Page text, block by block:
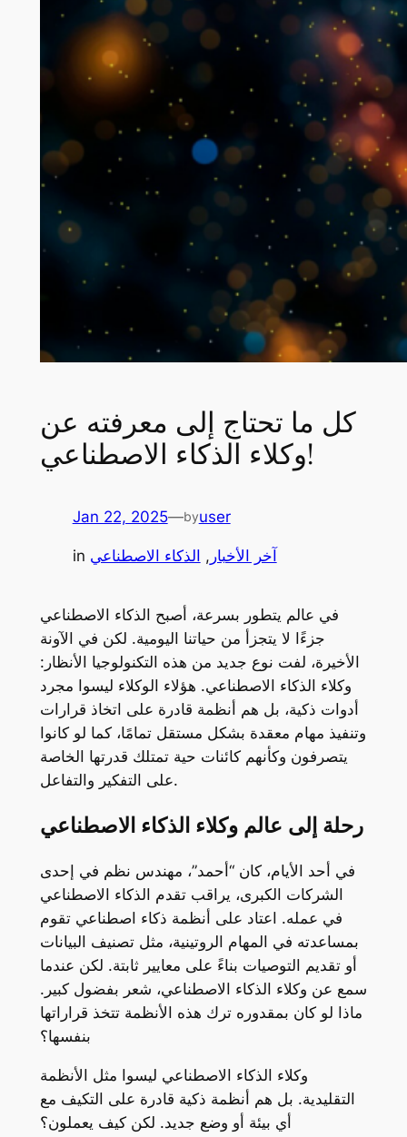
كل ما تحتاج إلى معرفته عن
وكلاء الذكاء الاصطناعي!
Jan 22, 2025—byuser
in آخر الأخبار , الذكاء الاصطناعي
في عالم يتطور بسرعة، أصبح الذكاء الاصطناعي
جزءًا لا يتجزأ من حياتنا اليومية. لكن في الآونة
الأخيرة، لفت نوع جديد من هذه التكنولوجيا الأنظار:
وكلاء الذكاء الاصطناعي. هؤلاء الوكلاء ليسوا مجرد
أدوات ذكية، بل هم أنظمة قادرة على اتخاذ قرارات
وتنفيذ مهام معقدة بشكل مستقل تمامًا، كما لو كانوا
يتصرفون وكأنهم كائنات حية تمتلك قدرتها الخاصة
على التفكير والتفاعل.
رحلة إلى عالم وكلاء الذكاء الاصطناعي
في أحد الأيام، كان “أحمد”، مهندس نظم في إحدى
الشركات الكبرى، يراقب تقدم الذكاء الاصطناعي
في عمله. اعتاد على أنظمة ذكاء اصطناعي تقوم
بمساعدته في المهام الروتينية، مثل تصنيف البيانات
أو تقديم التوصيات بناءً على معايير ثابتة. لكن عندما
سمع عن وكلاء الذكاء الاصطناعي، شعر بفضول كبير.
ماذا لو كان بمقدوره ترك هذه الأنظمة تتخذ قراراتها
بنفسها؟
وكلاء الذكاء الاصطناعي ليسوا مثل الأنظمة
التقليدية. بل هم أنظمة ذكية قادرة على التكيف مع
أي بيئة أو وضع جديد. لكن كيف يعملون؟